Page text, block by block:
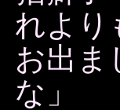
れより
お出ま
な」